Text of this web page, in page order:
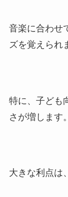
音楽に合わせ
ズを覚えられ
特に、子ども
さが増します。
大きな利点は